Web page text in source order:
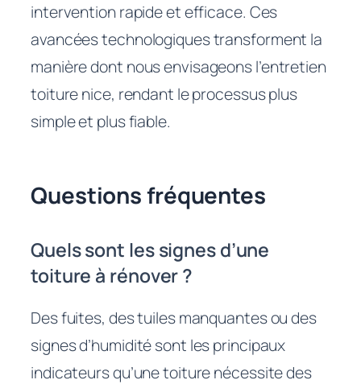
intervention rapide et efficace. Ces
avancées technologiques transforment la
manière dont nous envisageons l’entretien
toiture nice, rendant le processus plus
simple et plus fiable.
Questions fréquentes
Quels sont les signes d’une
toiture à rénover ?
Des fuites, des tuiles manquantes ou des
signes d’humidité sont les principaux
indicateurs qu’une toiture nécessite des